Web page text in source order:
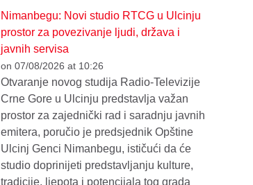
Nimanbegu: Novi studio RTCG u Ulcinju
prostor za povezivanje ljudi, država i
javnih servisa
on 07/08/2026 at 10:26
Otvaranje novog studija Radio-Televizije
Crne Gore u Ulcinju predstavlja važan
prostor za zajednički rad i saradnju javnih
emitera, poručio je predsjednik Opštine
Ulcinj Genci Nimanbegu, ističući da će
studio doprinijeti predstavljanju kulture,
tradicije, ljepota i potencijala tog grada